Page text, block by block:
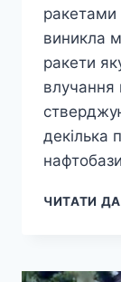
ракетами
виникла
ракети
влучання
декілька
ЧИТАТИ